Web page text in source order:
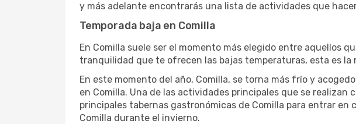
y más adelante encontrarás una lista de actividades que
Temporada baja en Comilla
En Comilla suele ser el momento más elegido entre aquellos
tranquilidad que te ofrecen las bajas temperaturas, esta es la
En este momento del año, Comilla, se torna más frío y
en Comilla. Una de las actividades principales que se
principales tabernas gastronómicas de Comilla para entrar
Comilla durante el invierno.